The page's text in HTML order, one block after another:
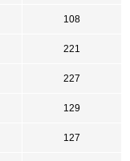
108
221
227
129
127